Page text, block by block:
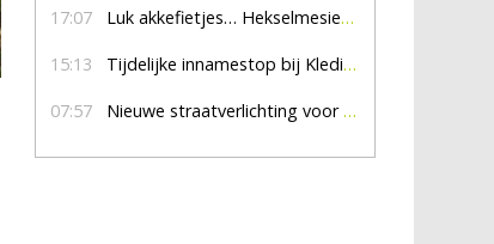
17:07 Luk akkefietjes… HekselmesienHarry
15:13 Tijdelijke innamestop bij Kledingbank Stefania
07:57 Nieuwe straatverlichting voor De Veldmaat en De Pas